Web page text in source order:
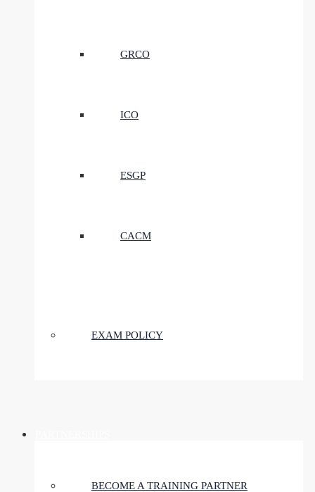
GRCO
ICO
ESGP
CACM
EXAM POLICY
BECOME A TRAINING PARTNER